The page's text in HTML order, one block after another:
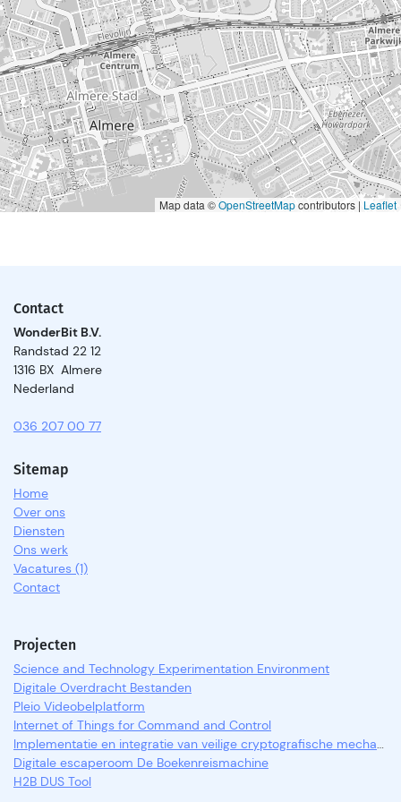
Map data ©OpenStreetMapcontributors | Leaflet
Contact
WonderBit B.V.
Randstad 22 12
1316 BX Almere
Nederland
036 207 00 77
Sitemap
Home
Over ons
Diensten
Ons werk
Vacatures (1)
Contact
Projecten
Science and Technology Experimentation Environment
Digitale Overdracht Bestanden
Pleio Videobelplatform
Internet of Things for Command and Control
Implementatie en integratie van veilige cryptografische mechanismen
Digitale escaperoom De Boekenreismachine
H2B DUS Tool